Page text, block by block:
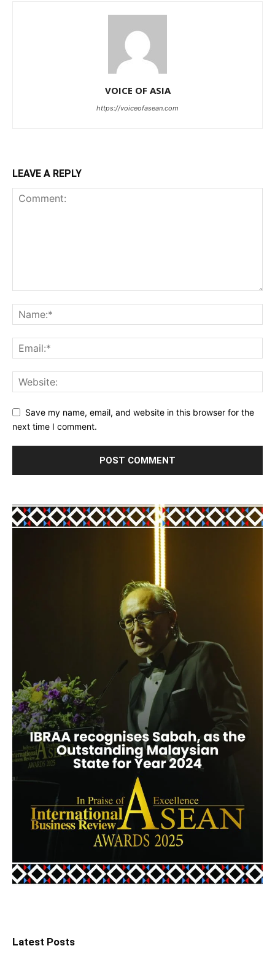
VOICE OF ASIA
https://voiceofasean.com
LEAVE A REPLY
Save my name, email, and website in this browser for the
next time I comment.
Latest Posts